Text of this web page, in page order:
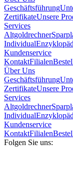
Geschäftsführung
ZertifikateUnsere
Services
Altgoldrechner
Individual
Kundenservice
KontaktFilialen
Über Uns
Geschäftsführung
ZertifikateUnsere
Services
Altgoldrechner
Individual
Kundenservice
KontaktFilialen
Folgen Sie uns: